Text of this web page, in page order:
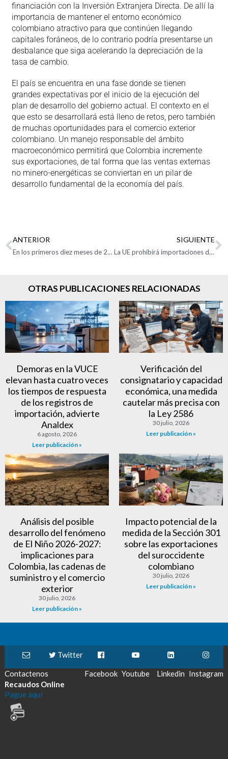
financiación con la Inversión Extranjera Directa. De allí la
importancia de mantener el entorno económico
colombiano atractivo para que continúen llegando
capitales foráneos, de lo contrario podría presentarse un
desbalance que siga acelerando la depreciación de la
tasa de cambio.
El país se encuentra en una fase donde se tienen
grandes expectativas por el inicio de la ejecución del
plan de desarrollo del gobierno actual. El contexto en el
que esto se desarrollará está lleno de retos, pero también
de muchas oportunidades para el comercio exterior
colombiano. Un manejo responsable del ámbito
macroeconómico permitirá que Colombia incremente
sus exportaciones, de tal forma que las ventas externas
no minero-energéticas se conviertan en un pilar de
desarrollo fundamental de la economía del país.
ANTERIOR
En los primeros diez meses de 2022, el valor de las exportaciones colombianas se acerca a los USD 50.000 millones
SIGUIENTE
La UE prohibirá importaciones de países que deforestan ¿Cómo afectará a Colombia?
OTRAS PUBLICACIONES RELACIONADAS
Demoras en la VUCE
elevan hasta cuatro veces
los tiempos de respuesta
de los registros de
importación, advierte
Analdex
6 agosto, 2026
Leer publicación »
Verificación del
consignatario y capacidad
económica, una medida
cautelar más precisa con
la Ley 2586
30 julio, 2026
Leer publicación »
Análisis del posible
desarrollo del fenómeno
de El Niño 2026-2027:
implicaciones para
Colombia, las cadenas de
suministro y el comercio
exterior
30 julio, 2026
Leer publicación »
Impacto potencial de la
medida de la Sección 301
sobre las exportaciones
del suroccidente
colombiano
30 julio, 2026
Leer publicación »
Contactenos
Twitter
Facebook Youtube Linkedin Instagram
Recaudos Online
Pague aquí